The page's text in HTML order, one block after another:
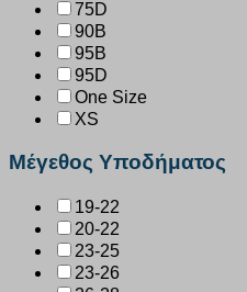
75D
90B
95B
95D
One Size
XS
Μέγεθος Υποδήματος
19-22
20-22
23-25
23-26